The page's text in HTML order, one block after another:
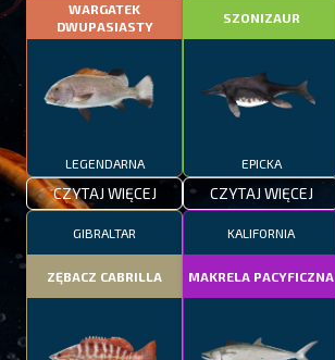
WARGATEK
DWUPASIASTY
LEGENDARNA
CZYTAJ WIĘCEJ
SZONIZAUR
EPICKA
CZYTAJ WIĘCEJ
GIBRALTAR
ZĘBACZ CABRILLA
KALIFORNIA
MAKRELA PACYFICZNA